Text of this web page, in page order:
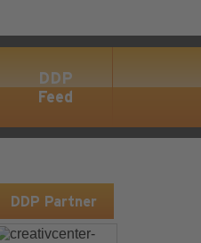
DDP
Feed
DDP Partner